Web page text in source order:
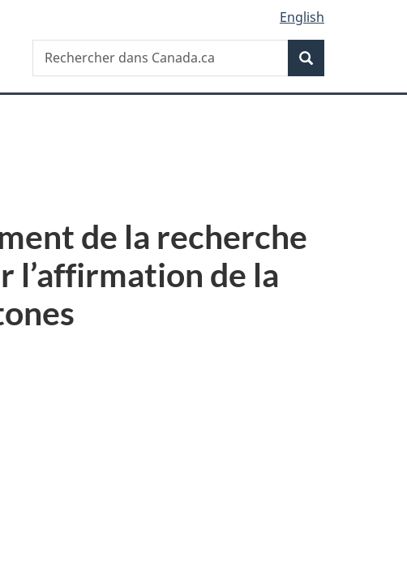
English
Recherche
Rechercher
dans
de la recherche
l’affirmation de la